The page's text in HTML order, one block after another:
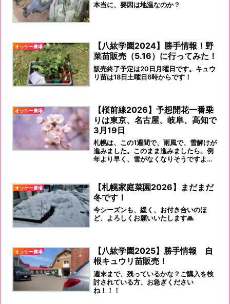
本当に、要因は地温なのか？
オッケー農場
【八紘学園2024】勝手情報！野
菜苗販売（5.16）に行ってみた！
販売終了予定は20日月曜日です。キュウ
リ苗は18日土曜日6時からです！
オッケー農場
【桜前線2026】予想開花一番乗
りは東京、名古屋、岐阜、高知で
3月19日
札幌は、この1週間で、雨風で、雪解けが
進みました。このまま進みましたら、例
年より早く、雪がなくなりそうですよ…
オッケー農場
【札幌家庭菜園2026】まだまだ
冬です！
今シーズンも、緩く、お付き合いのほ
ど、よろしくお願いいたします🙏
オッケー農場
【八紘学園2025】勝手情報 自
根キュウリ苗販売！
週末まで、残っているかな？ご購入を検
討されている方、お急ぎください
ね！！！